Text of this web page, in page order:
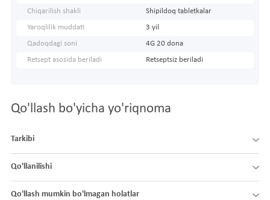
Chiqarilish shakli Shipildoq tabletkalar
Yaroqlilik muddati 3 yil
Qadoqdagi soni 4G 20 dona
Retsept asosida beriladi Retseptsiz beriladi
Qo'llash bo'yicha yo'riqnoma
Tarkibi
Qo'llanilishi
Qo'llash mumkin bo'lmagan holatlar